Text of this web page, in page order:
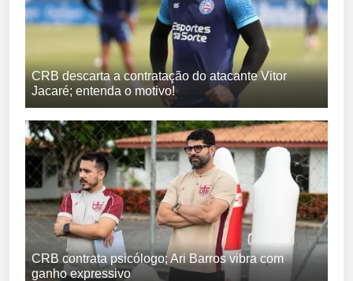
CRB descarta a contratação do atacante Vitor
Jacaré; entenda o motivo!
CRB contrata psicólogo; Ari Barros vibra com
ganho expressivo